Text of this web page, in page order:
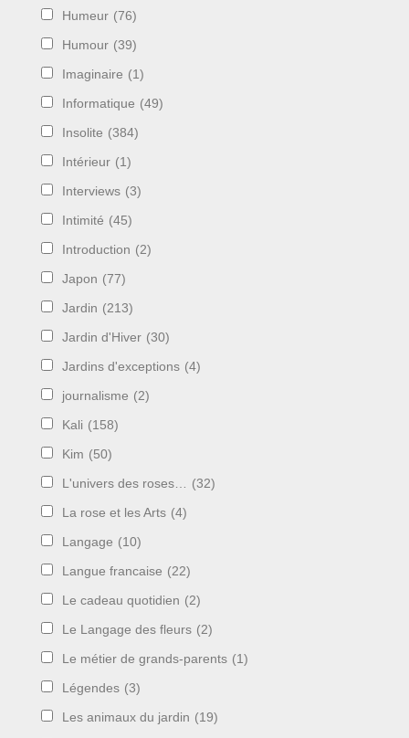
Humeur (76)
Humour (39)
Imaginaire (1)
Informatique (49)
Insolite (384)
Intérieur (1)
Interviews (3)
Intimité (45)
Introduction (2)
Japon (77)
Jardin (213)
Jardin d'Hiver (30)
Jardins d'exceptions (4)
journalisme (2)
Kali (158)
Kim (50)
L'univers des roses… (32)
La rose et les Arts (4)
Langage (10)
Langue francaise (22)
Le cadeau quotidien (2)
Le Langage des fleurs (2)
Le métier de grands-parents (1)
Légendes (3)
Les animaux du jardin (19)